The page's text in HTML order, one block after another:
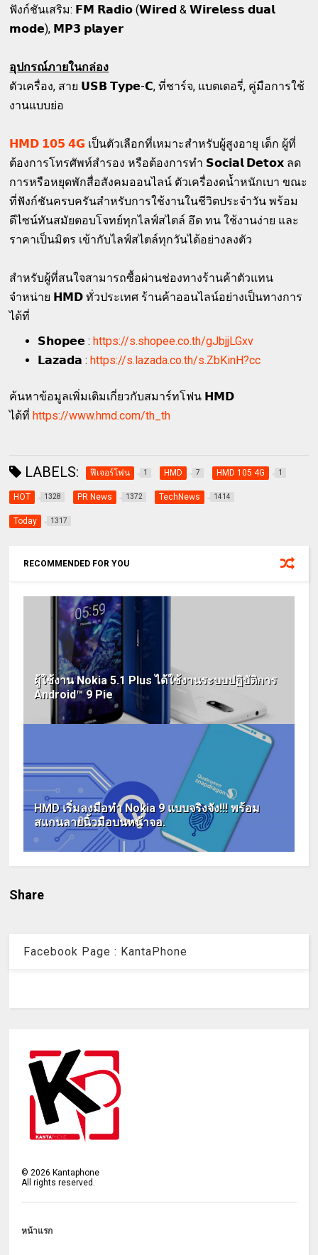
ฟังก์ชันเสริม: 𝗙𝗠 𝗥𝗮𝗱𝗶𝗼 (𝗪𝗶𝗿𝗲𝗱 & 𝗪𝗶𝗿𝗲𝗹𝗲𝘀𝘀 𝗱𝘂𝗮𝗹
𝗺𝗼𝗱𝗲), 𝗠𝗣𝟯 𝗽𝗹𝗮𝘆𝗲𝗿
อุปกรณ์ภายในกล่อง
ตัวเครื่อง, สาย 𝗨𝗦𝗕 𝗧𝘆𝗽𝗲-𝗖, ที่ชาร์จ, แบตเตอรี่, คู่มือการใช้
งานแบบย่อ
𝗛𝗠𝗗 𝟭𝟬𝟱 𝟰𝗚 เป็นตัวเลือกที่เหมาะสำหรับผู้สูงอายุ เด็ก ผู้ที่
ต้องการโทรศัพท์สำรอง หรือต้องการทำ 𝗦𝗼𝗰𝗶𝗮𝗹 𝗗𝗲𝘁𝗼𝘅 ลด
การหรือหยุดพักสื่อสังคมออนไลน์ ตัวเครื่องดน้ำหนักเบา ขณะ
ที่ฟังก์ชันครบครันสำหรับการใช้งานในชีวิตประจำวัน พร้อม
ดีไซน์ทันสมัยตอบโจทย์ทุกไลฟ์สไตล์ อึด ทน ใช้งานง่าย และ
ราคาเป็นมิตร เข้ากับไลฟ์สไตล์ทุกวันได้อย่างลงตัว
สำหรับผู้ที่สนใจสามารถซื้อผ่านช่องทางร้านค้าตัวแทน
จำหน่าย 𝗛𝗠𝗗 ทั่วประเทศ ร้านค้าออนไลน์อย่างเป็นทางการ
ได้ที่
𝗦𝗵𝗼𝗽𝗲𝗲 : https://s.shopee.co.th/gJbjjLGxv
𝗟𝗮𝘇𝗮𝗱𝗮 : https://s.lazada.co.th/s.ZbKinH?cc
ค้นหาข้อมูลเพิ่มเติมเกี่ยวกับสมาร์ทโฟน 𝗛𝗠𝗗
ได้ที่ https://www.hmd.com/th_th
LABELS: ฟีเจอร์โฟน 1 HMD 7 HMD 105 4G 1
HOT 1328 PR News 1372 TechNews 1414
Today 1317
RECOMMENDED FOR YOU
ผู้ใช้งาน Nokia 5.1 Plus ได้ใช้งานระบบปฏิบัติการ
Android™ 9 Pie
HMD เริ่มลงมือทำ Nokia 9 แบบจริงจัง!!! พร้อม
สแกนลายนิ้วมือบนหน้าจอ.
Share
Facebook Page : KantaPhone
©2026 Kantaphone
All rights reserved.
หน้าแรก